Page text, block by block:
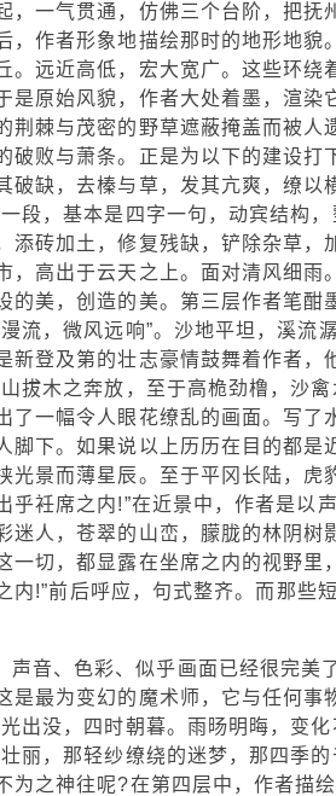
，一气贯通，仿佛三个台阶，把
，作者形象地描绘那时的地形地
。远近高低，宏大宽广。这些环
是原始风貌，作者大处着墨，渲
荆棘与茂密的野草遮蔽掩盖而被
破败与萧条。正是为以下的建设
破缺，去榛与草，发其亢爽，缭
段，基本是四字一句，动宾结构
添砖加土，修复残缺，铲除杂草
，高出于云天之上。面对清风细
的美，创造的美。第三层作者笔酣
流，微风远响”。沙地平坦，溪
新登及第的壮志豪情鼓舞着作者，
拔木之奔放，至于高桅劲橹，沙
了一幅令人眼花缭乱的画面。写
脚下。如果说以上历历在目的都
光景而薄星辰。至于平冈长陆，虎
乎衽席之内!”在近景中，作者是以
迷人，苍翠的山峦，朦胧的林阴
一切，都显露在坐席之内的视野
内!”前后呼应，句式整齐。而那
声音、色彩、似乎画面已经很完美
是最为变幻的魔术师，它与任何事
出没，四时朝暮。雨旸明晦，变
丽，那轻纱缭绕的迷梦，那四季
为之神往呢?在第四层中，作者描